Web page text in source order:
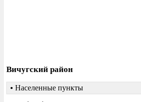
Вичугский район
• Населенные пункты